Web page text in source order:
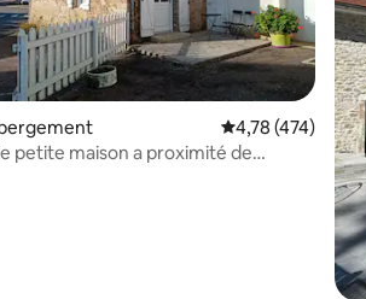
sur la base de 228 commentaires : 4,93
Évaluation
4,78 (474)
petite maison a proximité de